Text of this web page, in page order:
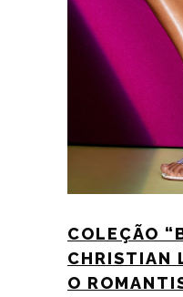
COLEÇÃO
CHRISTIAN
O